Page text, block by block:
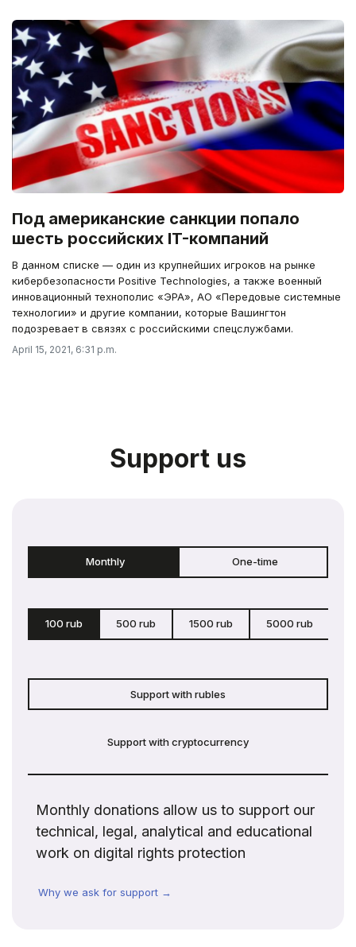
Под американские санкции попало
шесть российских IT-компаний
В данном списке — один из крупнейших игроков на рынке
кибербезопасности Positive Technologies, а также военный
инновационный технополис «ЭРА», АО «Передовые системные
технологии» и другие компании, которые Вашингтон
подозревает в связях с российскими спецслужбами.
April 15, 2021, 6:31 p.m.
Support us
Monthly One-time
100 rub 500 rub 1500 rub 5000 rub
Support with rubles
Support with cryptocurrency
Monthly donations allow us to support our
technical, legal, analytical and educational
work on digital rights protection
Why we ask for support →